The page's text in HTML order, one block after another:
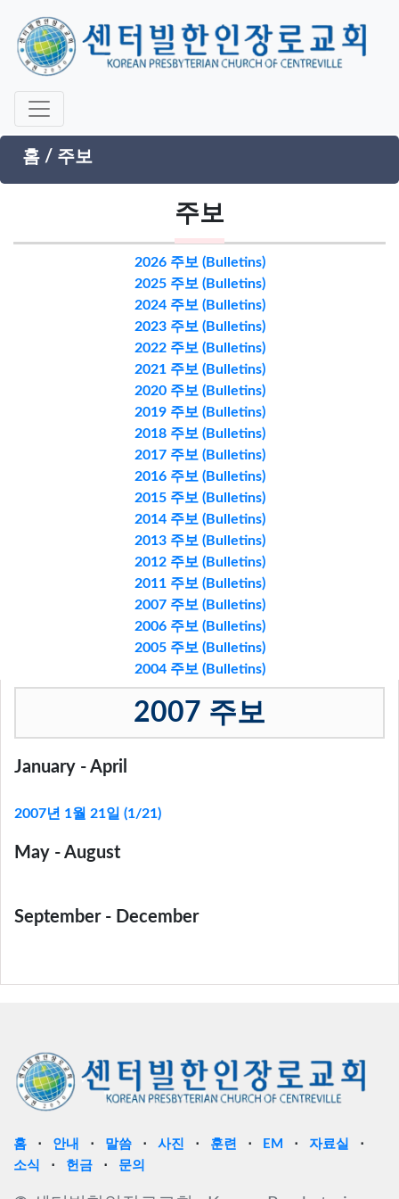
홈 / 주보
주보
2026 주보 (Bulletins)
2025 주보 (Bulletins)
2024 주보 (Bulletins)
2023 주보 (Bulletins)
2022 주보 (Bulletins)
2021 주보 (Bulletins)
2020 주보 (Bulletins)
2019 주보 (Bulletins)
2018 주보 (Bulletins)
2017 주보 (Bulletins)
2016 주보 (Bulletins)
2015 주보 (Bulletins)
2014 주보 (Bulletins)
2013 주보 (Bulletins)
2012 주보 (Bulletins)
2011 주보 (Bulletins)
2007 주보 (Bulletins)
2006 주보 (Bulletins)
2005 주보 (Bulletins)
2004 주보 (Bulletins)
2007 주보
January - April
2007년 1월 21일 (1/21)
May - August
September - December
홈 ⋅ 안내 ⋅ 말씀 ⋅ 사진 ⋅ 훈련 ⋅ EM ⋅ 자료실
⋅
소식
⋅ 헌금 ⋅ 문의